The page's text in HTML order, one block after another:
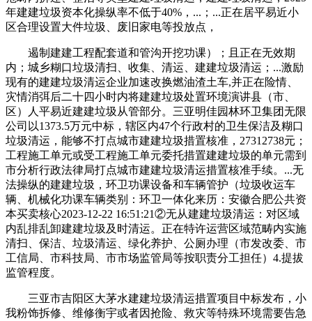
年建建垃圾资本化操纵率不低于40%，...；...正在居平易近小
区合理设置大件垃圾、废旧家电等投放点，
遏制建建工程配套道和管沟开挖功课）；且正在无效期
内；城乡糊口垃圾清扫、收集、清运、建建垃圾清运；...激励
现有的建建垃圾清运企业加速改换燃油渣土车,并正在险情、
灾情消弭后二十四小时内将建建垃圾处置环境演讲县（市、
区）人平易近建建垃圾从管部分。三亚明佳园林环卫集团无限
公司以1373.5万元中标，辖区内47个行政村的卫生保洁及糊口
垃圾清运，能够不打点城市建建垃圾措置核准，27312738元；
工程施工单元或受工程施工单元委托措置建建垃圾的单元需到
市分析行政法律局打点城市建建垃圾清运措置核准手续。...无
法操纵的建建垃圾，环卫功课设备和车辆管护（垃圾收运车
辆、机械化功课车辆类别：环卫一体化来历：安徽合肥公共资
本买卖核心2023-12-22 16:51:21②无从建建垃圾清运：对区域
内乱排乱卸建建垃圾及时清运。正在特许运营区域范畴内实施
清扫、保洁、垃圾清运、绿化养护、公厕办理（市发改委、市
工信局、市科技局、市市场监管局等按职责分工担任）4.提拔
监管程度。
三亚市吉阳区大茅水建建垃圾清运措置项目中标发布，小
我粉饰拆修、维修衡宇或者因抢险、救灾等特殊环境需要告急